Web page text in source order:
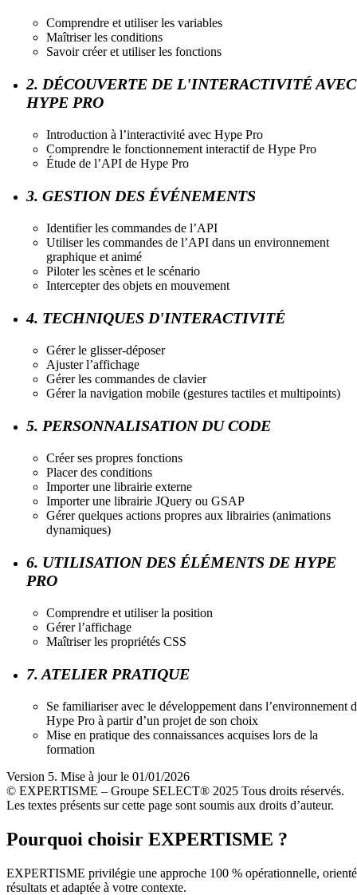
Comprendre et utiliser les variables
Maîtriser les conditions
Savoir créer et utiliser les fonctions
2. DÉCOUVERTE DE L'INTERACTIVITÉ AVEC
HYPE PRO
Introduction à l’interactivité avec Hype Pro
Comprendre le fonctionnement interactif de Hype Pro
Étude de l’API de Hype Pro
3. GESTION DES ÉVÉNEMENTS
Identifier les commandes de l’API
Utiliser les commandes de l’API dans un environnement
graphique et animé
Piloter les scènes et le scénario
Intercepter des objets en mouvement
4. TECHNIQUES D'INTERACTIVITÉ
Gérer le glisser-déposer
Ajuster l’affichage
Gérer les commandes de clavier
Gérer la navigation mobile (gestures tactiles et multipoints)
5. PERSONNALISATION DU CODE
Créer ses propres fonctions
Placer des conditions
Importer une librairie externe
Importer une librairie JQuery ou GSAP
Gérer quelques actions propres aux librairies (animations
dynamiques)
6. UTILISATION DES ÉLÉMENTS DE HYPE
PRO
Comprendre et utiliser la position
Gérer l’affichage
Maîtriser les propriétés CSS
7. ATELIER PRATIQUE
Se familiariser avec le développement dans l’environnement
Hype Pro à partir d’un projet de son choix
Mise en pratique des connaissances acquises lors de la
formation
Version 5. Mise à jour le 01/01/2026
© EXPERTISME – Groupe SELECT® 2025 Tous droits réservés.
Les textes présents sur cette page sont soumis aux droits d’auteur.
Pourquoi choisir EXPERTISME ?
EXPERTISME privilégie une approche 100 % opérationnelle,
résultats et adaptée à votre contexte.